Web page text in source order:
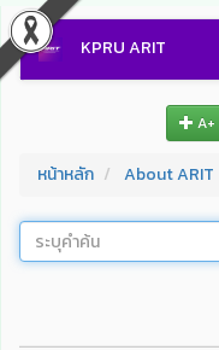
KPRU ARIT
A+
หน้าหลัก About ARIT